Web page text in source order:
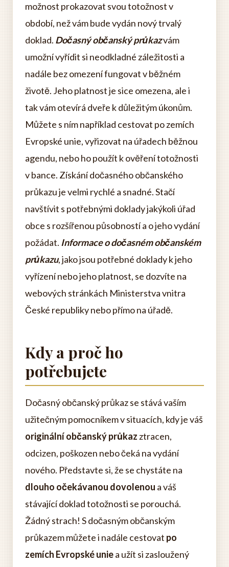
možnost prokazovat svou totožnost v
období, než vám bude vydán nový trvalý
doklad. Dočasný občanský průkazvám
umožní vyřídit si neodkladné záležitosti a
nadále bez omezení fungovat v běžném
životě. Jeho platnost je sice omezena, ale i
tak vám otevírá dveře k důležitým úkonům.
Můžete s ním například cestovat po zemích
Evropské unie, vyřizovat na úřadech běžnou
agendu, nebo ho použít k ověření totožnosti
v bance. Získání dočasného občanského
průkazu je velmi rychlé a snadné. Stačí
navštívit s potřebnými doklady jakýkoli úřad
obce s rozšířenou působností a o jeho vydání
požádat. Informace o dočasném občanském
průkazu, jako jsou potřebné doklady k jeho
vyřízení nebo jeho platnost, se dozvíte na
webových stránkách Ministerstva vnitra
České republiky nebo přímo na úřadě.
Kdy a proč ho
potřebujete
Dočasný občanský průkaz se stává vaším
užitečným pomocníkem v situacích, kdy je váš
originální občanský průkaz ztracen,
odcizen, poškozen nebo čeká na vydání
nového. Představte si, že se chystáte na
dlouho očekávanou dovolenou a váš
stávající doklad totožnosti se porouchá.
Žádný strach! S dočasným občanským
průkazem můžete i nadále cestovat po
zemích Evropské uniea užít si zasloužený